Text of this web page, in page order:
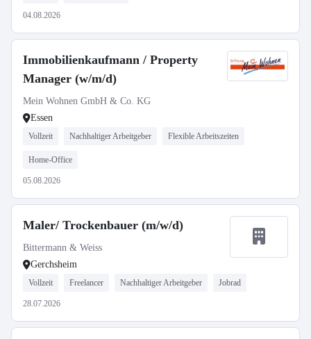
04.08.2026
Immobilienkaufmann / Property
Manager (w/m/d)
Mein Wohnen GmbH & Co. KG
Essen
Vollzeit Nachhaltiger Arbeitgeber Flexible Arbeitszeiten
Home-Office
05.08.2026
Maler/ Trockenbauer (m/w/d)
Bittermann & Weiss
Gerchsheim
Vollzeit Freelancer Nachhaltiger Arbeitgeber Jobrad
28.07.2026